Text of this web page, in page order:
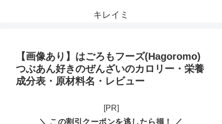
キレイミ
【画像あり】はごろもフーズ(Hagoromo)
つぶあん好きのぜんざいのカロリー・栄養
成分表・原材料名・レビュー
[PR]
＼ この割引クーポンを逃したら損！ ／